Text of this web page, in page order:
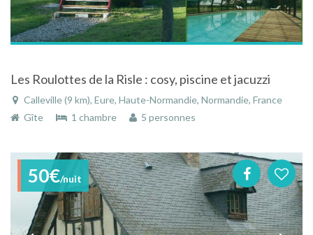
Les Roulottes de la Risle : cosy, piscine et jacuzzi
Calleville (9 km), Eure, Haute-Normandie, Normandie, France
Gîte
1 chambre 5 personnes
50€/nuit